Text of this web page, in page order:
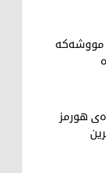
مووشەکە
هورمز